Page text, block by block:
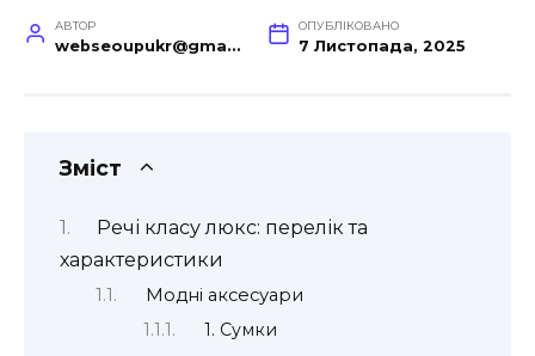
АВТОР
webseoupukr@gmail.com
ОПУБЛІКОВАНО
7 Листопада, 2025
Зміст
Речі класу люкс: перелік та
характеристики
Модні аксесуари
1. Сумки